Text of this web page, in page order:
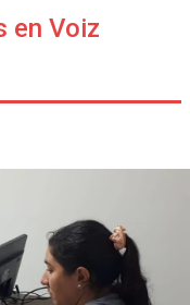
en Voiz